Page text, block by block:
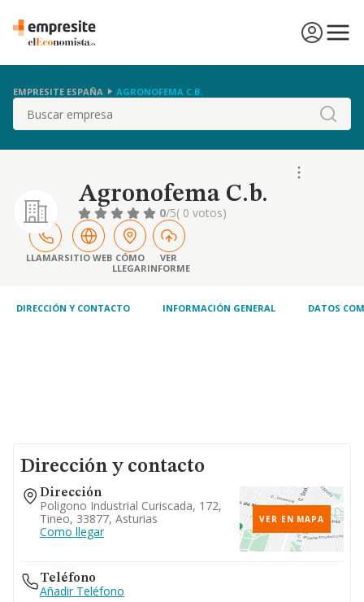
EMPRESITE ESPAÑA AGRONOFEMA C.B.
Buscar
Agronofema C.b.
0/5( 0 votos)
LLAMARSITIO WEB CÓMO
LLEGAR
VER
INFORME
DIRECCIÓN Y CONTACTO INFORMACIÓN GENERAL DATOS
Dirección y contacto
Dirección
Poligono Industrial Curiscada, 172,
Tineo, 33877, Asturias
Como llegar
VER EN MAPA
Teléfono
Añadir Teléfono